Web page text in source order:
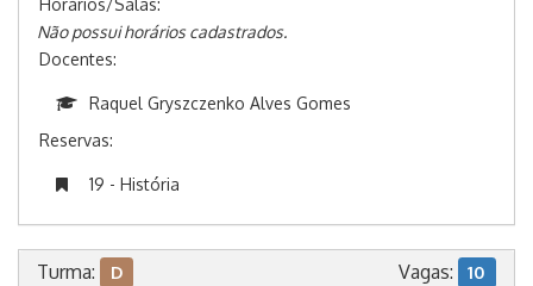
Horários/Salas:
Não possui horários cadastrados.
Docentes:
Raquel Gryszczenko Alves Gomes
Reservas:
19 - História
Turma: D Vagas: 10